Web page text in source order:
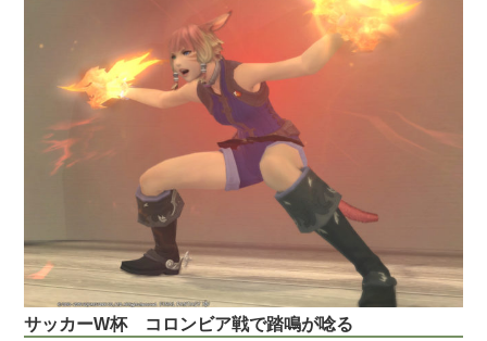
サッカーW杯 コロンビア戦で踏鳴が唸る